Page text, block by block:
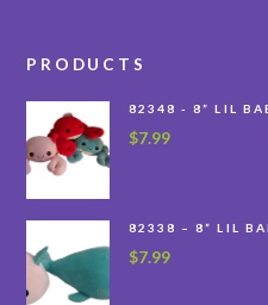
PRODUCTS
82348 - 8” LIL
$7.99
82338 – 8” LIL
$7.99